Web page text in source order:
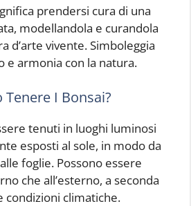
prendersi cura di una
modellandola e curandola
d’arte vivente. Simboleggia
e armonia con la natura.
Tenere I Bonsai?
tenuti in luoghi luminosi
esposti al sole, in modo da
foglie. Possono essere
che all’esterno, a seconda
condizioni climatiche.
t
i
v
a
r
P
a
t
a
I
n